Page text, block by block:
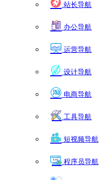
站长导航
办公导航
运营导航
设计导航
电商导航
工具导航
短视频导航
程序员导航